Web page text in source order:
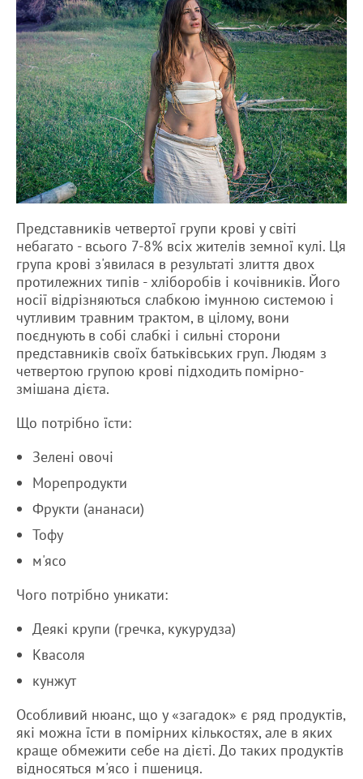
Представників четвертої групи крові у світі
небагато - всього 7-8% всіх жителів земної кулі. Ця
група крові з'явилася в результаті злиття двох
протилежних типів - хліборобів і кочівників. Його
носії відрізняються слабкою імунною системою і
чутливим травним трактом, в цілому, вони
поєднують в собі слабкі і сильні сторони
представників своїх батьківських груп. Людям з
четвертою групою крові підходить помірно-
змішана дієта.
Що потрібно їсти:
Зелені овочі
Морепродукти
Фрукти (ананаси)
Тофу
м'ясо
Чого потрібно уникати:
Деякі крупи (гречка, кукурудза)
Квасоля
кунжут
Особливий нюанс, що у «загадок» є ряд продуктів,
які можна їсти в помірних кількостях, але в яких
краще обмежити себе на дієті. До таких продуктів
відносяться м'ясо і пшениця.